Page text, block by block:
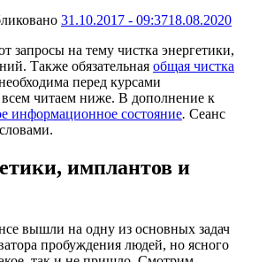
31.10.2017 - 09:3718.08.2020
запросы на тему чистка энергетики,
Также обязательная общая чистка
перед курсами
читаем ниже. В дополнение к
информационное состояние. Сеанс
имплантов и
вышли на одну из основных задач
пробуждения людей, но ясного